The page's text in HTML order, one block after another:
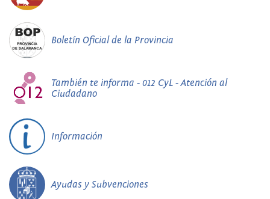
Boletín Oficial de la Provincia
También te informa - 012 CyL - Atención al
Ciudadano
Información
Ayudas y Subvenciones